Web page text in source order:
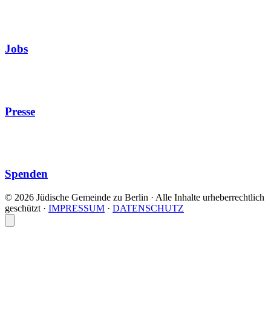
Jobs
Presse
Spenden
© 2026 Jüdische Gemeinde zu Berlin · Alle Inhalte urheberrechtlich
geschützt · IMPRESSUM · DATENSCHUTZ